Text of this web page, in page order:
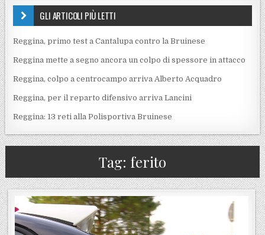
GLI ARTICOLI PIÙ LETTI
Reggina, primo test a Cantalupa contro la Bruinese
Reggina mette a segno ancora un colpo di spessore in attacco
Reggina, colpo a centrocampo arriva Alberto Acquadro
Reggina, per il reparto difensivo arriva Lancini
Reggina: 13 reti alla Polisportiva Bruinese
Tag: ferito